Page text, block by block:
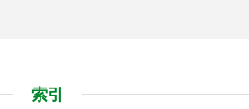
索引